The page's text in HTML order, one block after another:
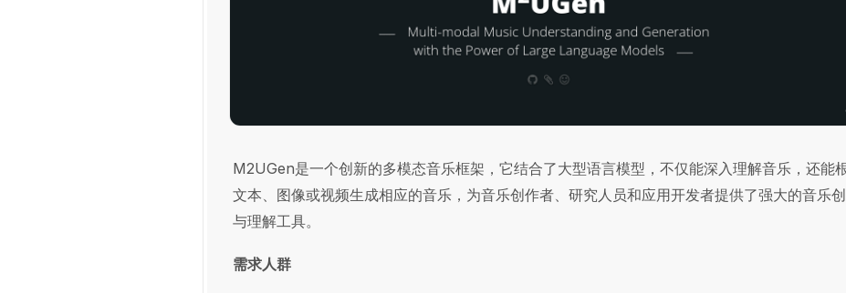
M2UGen是一个创新的多模态音乐框架，它结合了大型语言模型，不仅能深入理解音乐，还能
文本、图像或视频生成相应的音乐，为音乐创作者、研究人员和应用开发者提供了强大的音乐
与理解工具。
需求人群